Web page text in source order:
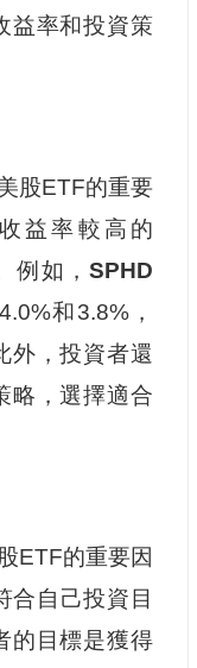
益率和投資策
股ETF的重要
益率較高的
例如， SPHD
和3.8%，
外，投資者還
略，選擇適合
ETF的重要因
合自己投資目
的目標是獲得